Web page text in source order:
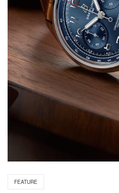
FEATURE